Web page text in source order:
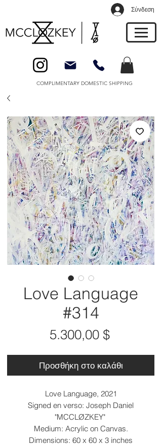
Σύνδεση
COMPLIMENTARY DOMESTIC SHIPPING
Love Language
#314
5.300,00 $Τιμή
Προσθήκη στο καλάθι
Love Language, 2021
Signed en verso: Joseph Daniel
"MCCLØZKEY"
Medium: Acrylic on Canvas.
Dimensions: 60 x 60 x 3 inches